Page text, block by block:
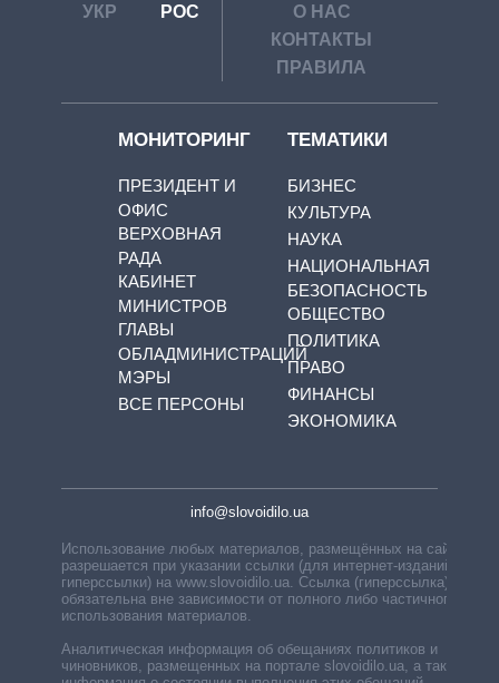
УКР РОС
О НАС
КОНТАКТЫ
ПРАВИЛА
МОНИТОРИНГ
ПРЕЗИДЕНТ И
ОФИС
ВЕРХОВНАЯ
РАДА
КАБИНЕТ
МИНИСТРОВ
ГЛАВЫ
ОБЛАДМИНИСТРАЦИЙ
МЭРЫ
ВСЕ ПЕРСОНЫ
ТЕМАТИКИ
БИЗНЕС
КУЛЬТУРА
НАУКА
НАЦИОНАЛЬНАЯ
БЕЗОПАСНОСТЬ
ОБЩЕСТВО
ПОЛИТИКА
ПРАВО
ФИНАНСЫ
ЭКОНОМИКА
info@slovoidilo.ua
Использование любых материалов, размещённых на сайте,
разрешается при указании ссылки (для интернет-изданий —
гиперссылки) на www.slovoidilo.ua. Ссылка (гиперссылка)
обязательна вне зависимости от полного либо частичного
использования материалов.
Аналитическая информация об обещаниях политиков и
чиновников, размещенных на портале slovoidilo.ua, а также